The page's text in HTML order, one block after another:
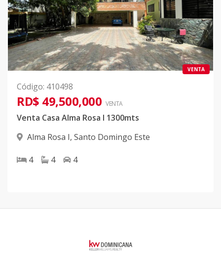
VENTA
Código: 410498
RD$ 49,500,000 VENTA
Venta Casa Alma Rosa I 1300mts
Alma Rosa I, Santo Domingo Este
4 4 4